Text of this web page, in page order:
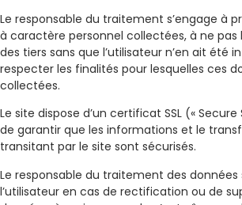
Le responsable du traitement s’engage à
à caractère personnel collectées, à ne
des tiers sans que l’utilisateur n’en ait été
respecter les finalités pour lesquelles ces
collectées.
Le site dispose d’un certificat SSL («
de garantir que les informations et le
transitant par le site sont sécurisés.
Le responsable du traitement des données
l’utilisateur en cas de rectification ou de